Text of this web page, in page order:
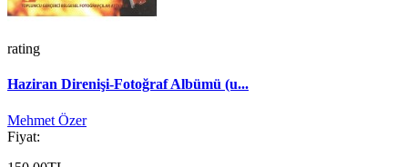
rating
Haziran Direnişi-Fotoğraf Albümü (u...
Mehmet Özer
Fiyat: